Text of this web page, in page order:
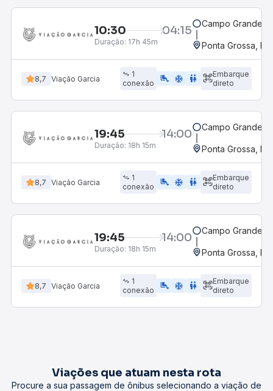
10:30 04:15
Duração: 17h 45m
Campo Grande,
Ponta Grossa,
8,7 Viação Garcia
1
conexão
airline_seat_legroom_extra ac_unit wc
Embarque
direto
19:45 14:00
Duração: 18h 15m
Campo Grande,
Ponta Grossa,
8,7 Viação Garcia
1
conexão
airline_seat_legroom_extra ac_unit WC
Embarque
direto
19:45 14:00
Duração: 18h 15m
Campo Grande,
Ponta Grossa,
8,7 Viação Garcia
1
conexão
airline_seat_legroom_extra ac_unit wc
Embarque
direto
Viações que atuam nesta rota
Procure a sua passagem de ônibus selecionando a viação de